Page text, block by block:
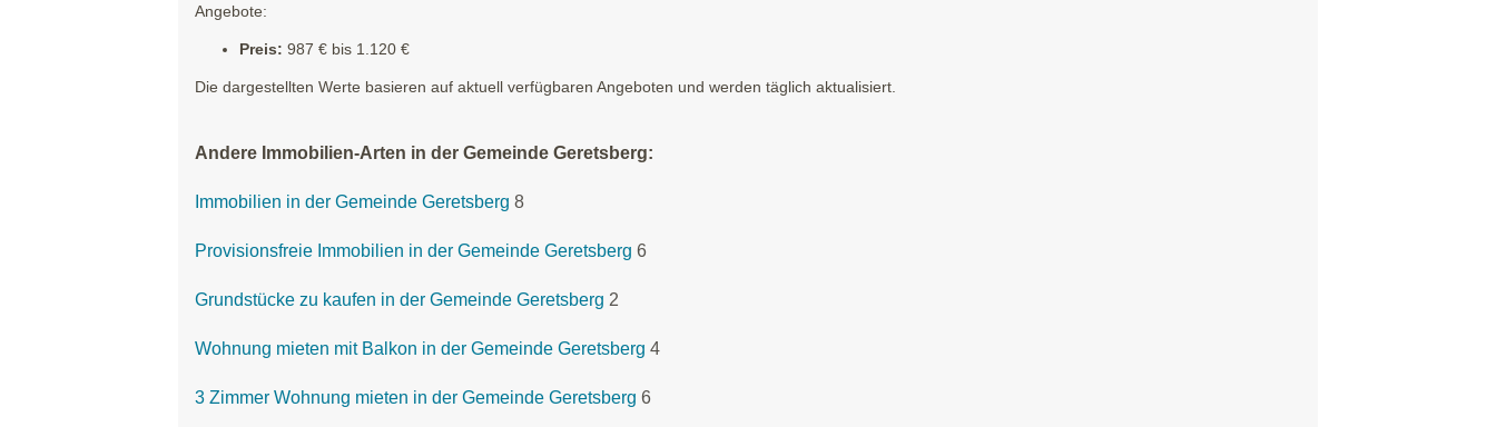
Angebote:
Preis: 987 € bis 1.120 €
Die dargestellten Werte basieren auf aktuell verfügbaren Angeboten und werden täglich aktualisiert.
Andere Immobilien-Arten in der Gemeinde Geretsberg:
Immobilien in der Gemeinde Geretsberg 8
Provisionsfreie Immobilien in der Gemeinde Geretsberg 6
Grundstücke zu kaufen in der Gemeinde Geretsberg 2
Wohnung mieten mit Balkon in der Gemeinde Geretsberg 4
3 Zimmer Wohnung mieten in der Gemeinde Geretsberg 6